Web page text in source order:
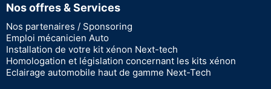
Nos offres & Services
Nos partenaires / Sponsoring
Emploi mécanicien Auto
Installation de votre kit xénon Next-tech
Homologation et législation concernant les kits xénon
Eclairage automobile haut de gamme Next-Tech